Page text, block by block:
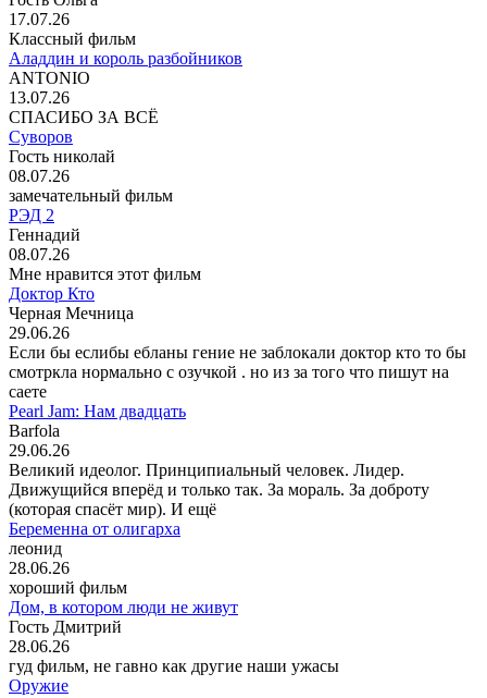
17.07.26
Классный фильм
Аладдин и король разбойников
ANTONIO
13.07.26
СПАСИБО ЗА ВСЁ
Суворов
Гость николай
08.07.26
замечательный фильм
РЭД 2
Геннадий
08.07.26
Мне нравится этот фильм
Доктор Кто
Черная Мечница
29.06.26
Если бы еслибы ебланы гение не заблокали доктор кто то бы
смотркла нормально с озучкой . но из за того что пишут на
саете
Pearl Jam: Нам двадцать
Barfola
29.06.26
Великий идеолог. Принципиальный человек. Лидер.
Движущийся вперёд и только так. За мораль. За доброту
(которая спасёт мир). И ещё
Беременна от олигарха
леонид
28.06.26
хороший фильм
Дом, в котором люди не живут
Гость Дмитрий
28.06.26
гуд фильм, не гавно как другие наши ужасы
Оружие